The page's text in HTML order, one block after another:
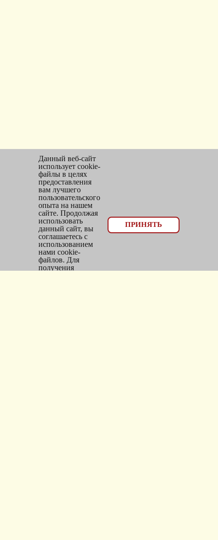
© 2026, оптовый отдел Мир трикотажа
bms_opt@mail.ru
Тел: 8(383)300-10-20
Адрес: г.Новосибирск,
Данный веб-сайт
использует cookie-
файлы в целях
предоставления
вам лучшего
пользовательского
опыта на нашем
сайте. Продолжая
использовать
данный сайт, вы
соглашаетесь с
использованием
нами cookie-
файлов. Для
получения
ПРИНЯТЬ